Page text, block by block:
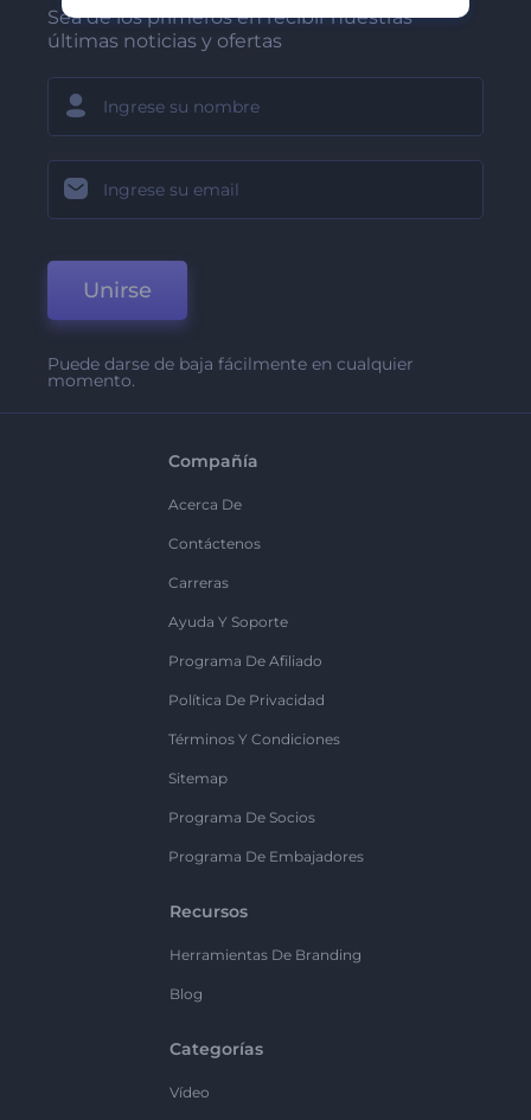
Sea de los primeros en recibir nuestras
últimas noticias y ofertas
Unirse
Puede darse de baja fácilmente en cualquier
momento.
Compañía
Acerca De
Contáctenos
Carreras
Ayuda Y Soporte
Programa De Afiliado
Política De Privacidad
Términos Y Condiciones
Sitemap
Programa De Socios
Programa De Embajadores
Recursos
Herramientas De Branding
Blog
Categorías
Vídeo